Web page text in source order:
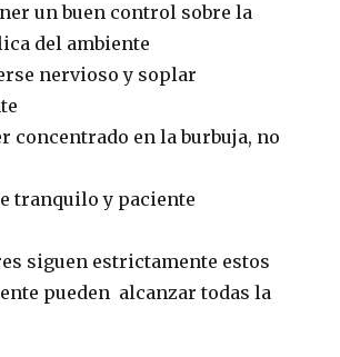
un buen control sobre la
del ambiente
nervioso y soplar
concentrado en la burbuja, no
tranquilo y paciente
siguen estrictamente estos
pueden alcanzar todas la